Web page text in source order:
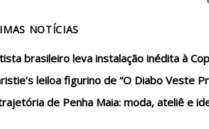
NOTÍCIAS
brasileiro leva instalação inédita à
leiloa figurino de “O Diabo Veste
de Penha Maia: moda, ateliê e